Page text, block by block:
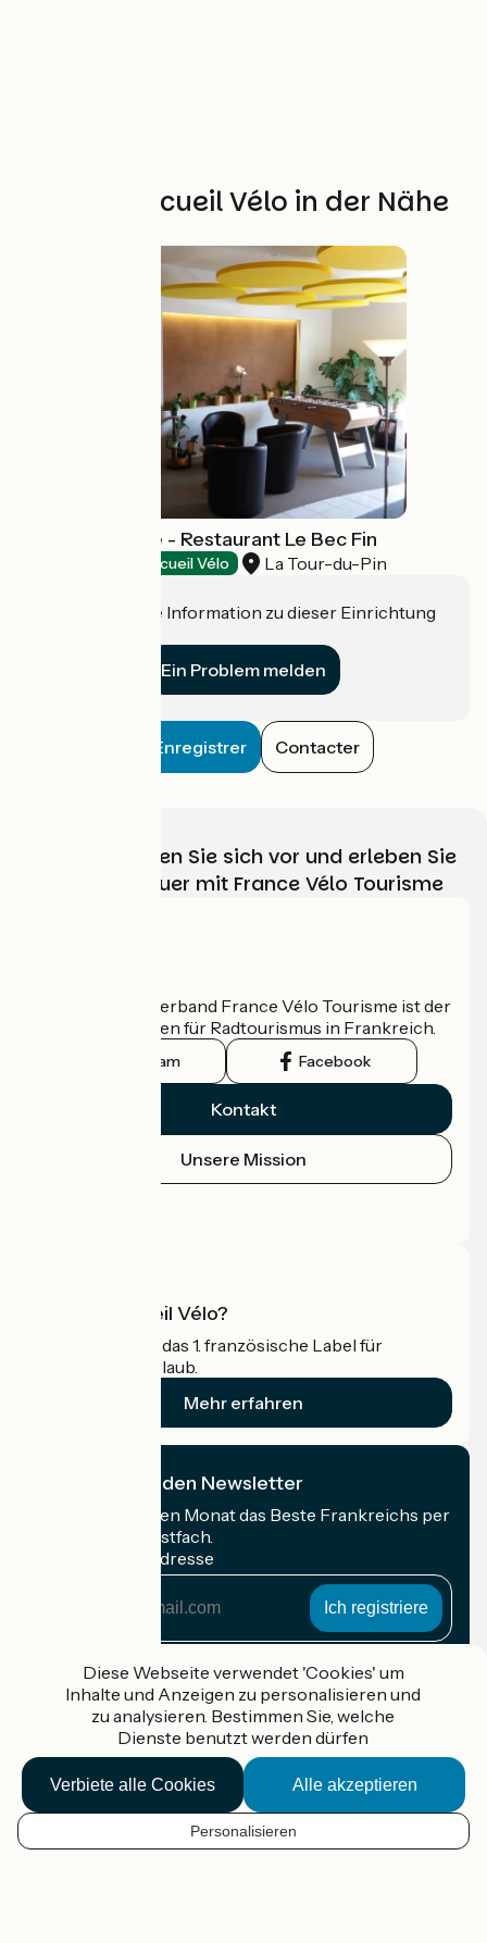
DE
Weitere Accueil Vélo in der Nähe
Hôtel de France - Restaurant Le Bec Fin
Accueil Vélo La Tour-du-Pin
Haben Sie eine Information zu dieser Einrichtung
Ein Problem melden
Enregistrer Contacter
Wählen, bereiten Sie sich vor und erleben Sie
Ihr Radabenteuer mit France Vélo Tourisme
Der nationale Verband France Vélo Tourisme ist der
offizielle Leitfaden für Radtourismus in Frankreich.
Instagram Facebook
Kontakt
Unsere Mission
Was ist Accueil Vélo?
Accueil Vélo ist das 1. französische Label für
Radfahrer im Urlaub.
Mehr erfahren
Ich abonniere den Newsletter
Erhalten Sie jeden Monat das Beste Frankreichs per
Rad in Ihrem Postfach.
Meine E-Mail-Adresse
Adresse
Gefördert im Rahmen von Destination France
Accueil Vélo Pro
Kontakt
Rechtliche Informationen
Diese Webseite verwendet 'Cookies' um
Inhalte und Anzeigen zu personalisieren und
zu analysieren. Bestimmen Sie, welche
Dienste benutzt werden dürfen
Alle akzeptieren
Verbiete alle Cookies
Personalisieren